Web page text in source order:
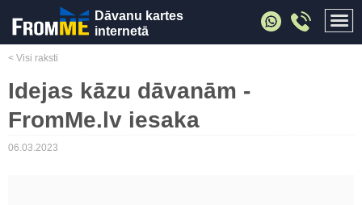
Dāvanu kartes
internetā
< Visi raksti
Idejas kāzu dāvanām -
FromMe.lv iesaka
06.03.2023